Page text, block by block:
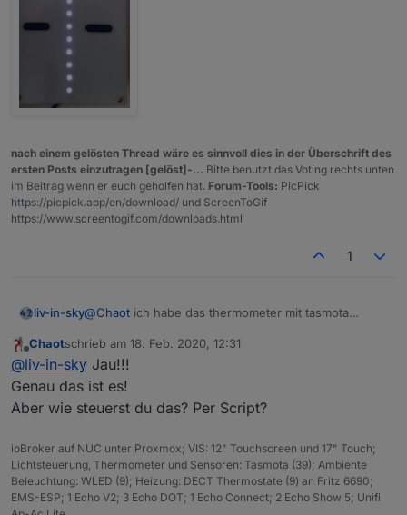
nach einem gelösten Thread wäre es sinnvoll dies in der Überschrift des
ersten Posts einzutragen [gelöst]-... Bitte benutzt das Voting rechts unten
im Beitrag wenn er euch geholfen hat. Forum-Tools: PicPick
https://picpick.app/en/download/ und ScreenToGif
https://www.screentogif.com/downloads.html
1
liv-in-sky@Chaot ich habe das thermometer mit tasmota
sonoff-adapter gesteuert bzw http - befehlen
Offline
Chaotschrieb am 18. Feb. 2020, 12:31
zuletzt editiert von
@liv-in-sky Jau!!!
Genau das ist es!
Aber wie steuerst du das? Per Script?
ioBroker auf NUC unter Proxmox; VIS: 12" Touchscreen und 17" Touch;
Lichtsteuerung, Thermometer und Sensoren: Tasmota (39); Ambiente
Beleuchtung: WLED (9); Heizung: DECT Thermostate (9) an Fritz 6690;
EMS-ESP; 1 Echo V2; 3 Echo DOT; 1 Echo Connect; 2 Echo Show 5; Unifi